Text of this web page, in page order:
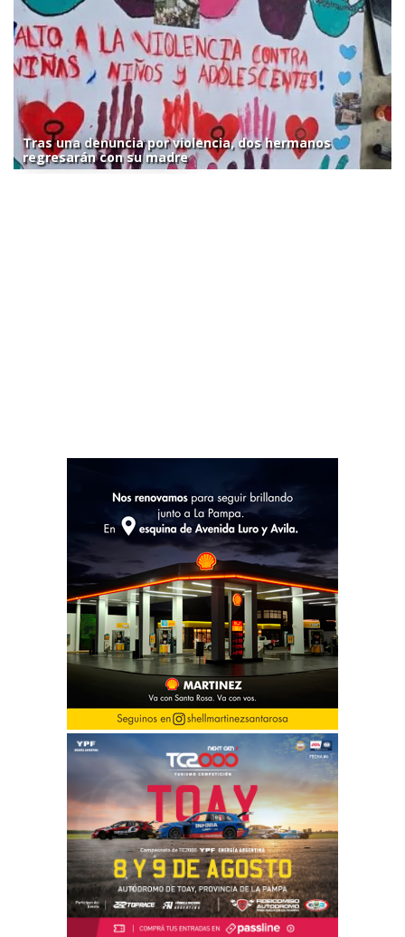
Tras una denuncia por violencia, dos hermanos
regresarán con su madre